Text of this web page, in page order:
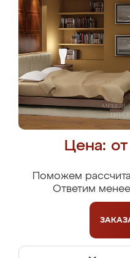
Цена:
Поможем
Ответим